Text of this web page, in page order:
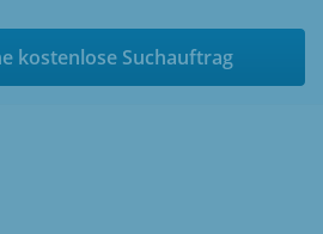
kostenlose Suchauftrag